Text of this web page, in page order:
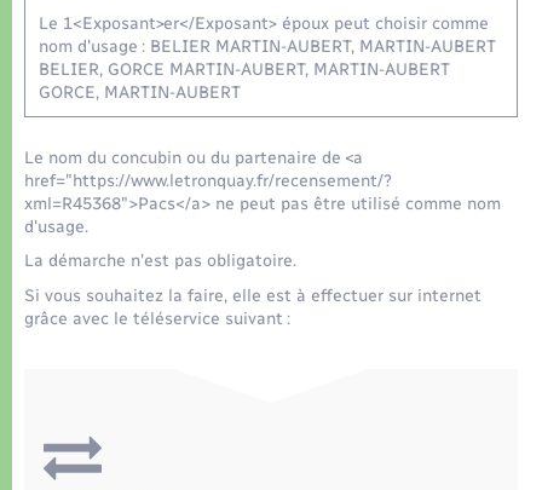
Le 1<Exposant>er</Exposant> époux peut choisir comme
nom d'usage : BELIER MARTIN-AUBERT, MARTIN-AUBERT
BELIER, GORCE MARTIN-AUBERT, MARTIN-AUBERT
GORCE, MARTIN-AUBERT
Le nom du concubin ou du partenaire de <a
href="https://www.letronquay.fr/recensement/?
xml=R45368">Pacs</a> ne peut pas être utilisé comme nom
d'usage.
La démarche n'est pas obligatoire.
Si vous souhaitez la faire, elle est à effectuer sur internet
grâce avec le téléservice suivant :